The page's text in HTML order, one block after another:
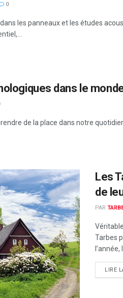
0
les panneaux et les études
dans le
de la place dans notre
Les
de
PAR
Tarbes
l’année,
LIRE